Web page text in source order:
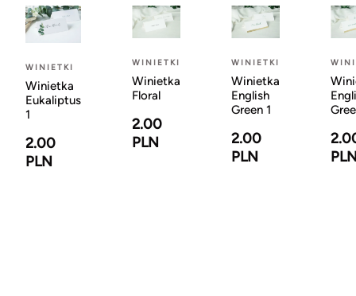
WINIETKI
Winietka
Eukaliptus
1
2.00
PLN
WINIETKI
Winietka
Floral
2.00
PLN
WINIETKI
Winietka
English
Green 1
2.00
PLN